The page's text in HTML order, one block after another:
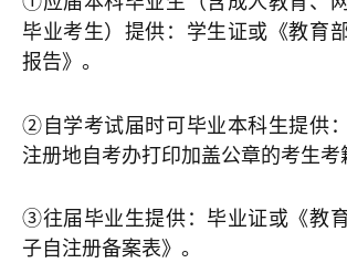
毕业考生）提供：学生证或《教育
报告》。
②自学考试届时可毕业本科生提供：
注册地自考办打印加盖公章的考生考
③往届毕业生提供：毕业证或《教
子自注册备案表》。